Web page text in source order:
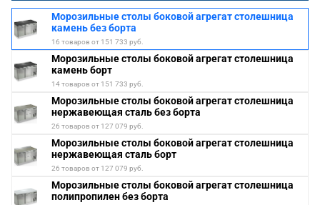
Морозильные столы боковой агрегат столешница
камень без борта
16 товаров от 151 733 руб.
Морозильные столы боковой агрегат столешница
камень борт
14 товаров от 151 733 руб.
Морозильные столы боковой агрегат столешница
нержавеющая сталь без борта
26 товаров от 127 079 руб.
Морозильные столы боковой агрегат столешница
нержавеющая сталь борт
26 товаров от 127 079 руб.
Морозильные столы боковой агрегат столешница
полипропилен без борта